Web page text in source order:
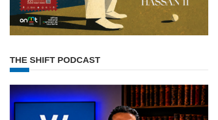
THE SHIFT PODCAST